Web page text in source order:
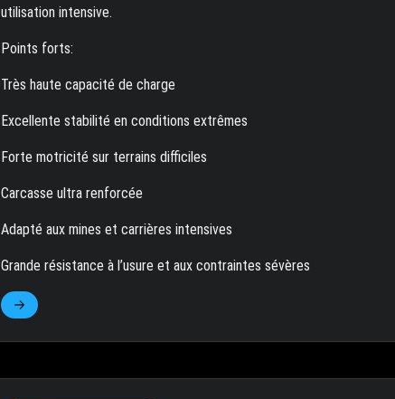
utilisation intensive.
Points forts:
Très haute capacité de charge
Excellente stabilité en conditions extrêmes
Forte motricité sur terrains difficiles
Carcasse ultra renforcée
Adapté aux mines et carrières intensives
Grande résistance à l’usure et aux contraintes sévères